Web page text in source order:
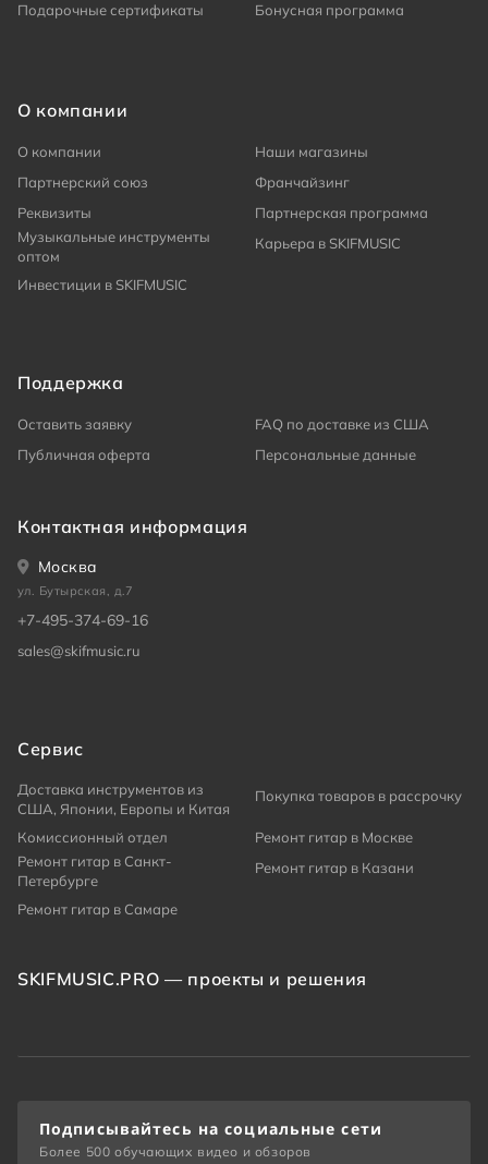
Подарочные сертификаты
Бонусная программа
О компании
О компании
Наши магазины
Партнерский союз
Франчайзинг
Реквизиты
Партнерская программа
Музыкальные инструменты
оптом
Карьера в SKIFMUSIC
Инвестиции в SKIFMUSIC
Поддержка
Оставить заявку
FAQ по доставке из США
Публичная оферта
Персональные данные
Контактная информация
Москва
ул. Бутырская, д.7
+7-495-374-69-16
sales@skifmusic.ru
Сервис
Доставка инструментов из
США, Японии, Европы и Китая
Покупка товаров в рассрочку
Комиссионный отдел
Ремонт гитар в Москве
Ремонт гитар в Санкт-
Петербурге
Ремонт гитар в Казани
Ремонт гитар в Самаре
SKIFMUSIC.PRO — проекты и решения
Подписывайтесь на социальные сети
Более 500 обучающих видео и обзоров